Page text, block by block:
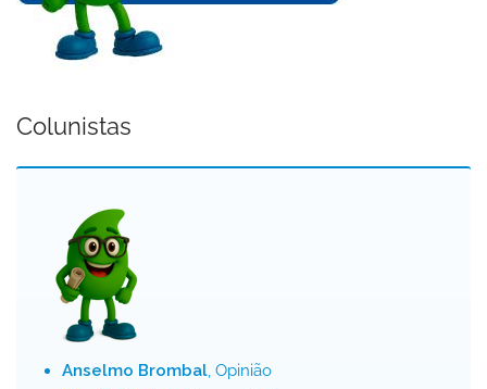
Colunistas
Anselmo Brombal, Opinião